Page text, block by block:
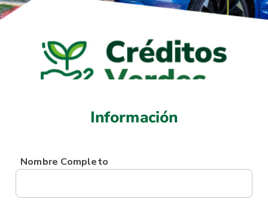
Información
Nombre Completo